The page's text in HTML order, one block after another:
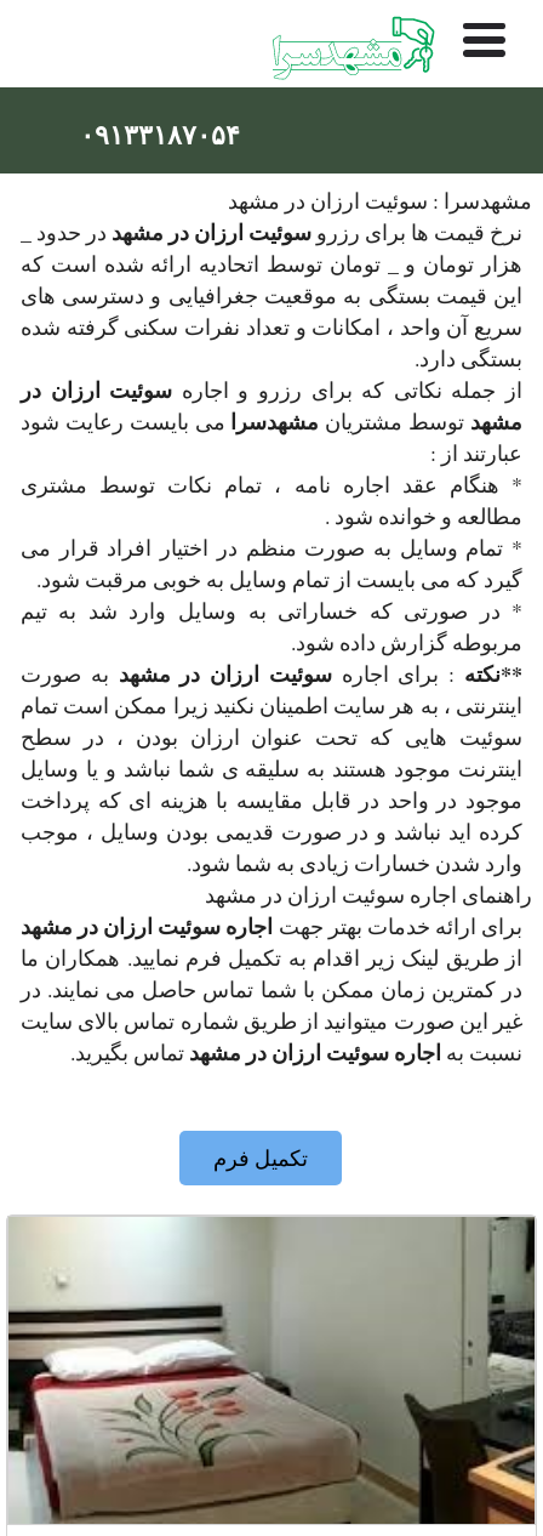
۰۹۱۳۳۱۸۷۰۵۴
مشهدسرا : سوئیت ارزان در مشهد
نرخ قیمت ها برای رزرو سوئیت ارزان در مشهد در حدود _
هزار تومان و _ تومان توسط اتحادیه ارائه شده است که
این قیمت بستگی به موقعیت جغرافیایی و دسترسی های
سریع آن واحد ، امکانات و تعداد نفرات سکنی گرفته شده
بستگی دارد.
از جمله نکاتی که برای رزرو و اجاره سوئیت ارزان در
مشهد توسط مشتریان مشهدسرا می بایست رعایت شود
عبارتند از :
* هنگام عقد اجاره نامه ، تمام نکات توسط مشتری
مطالعه و خوانده شود .
* تمام وسایل به صورت منظم در اختیار افراد قرار می
گیرد که می بایست از تمام وسایل به خوبی مرقبت شود.
* در صورتی که خساراتی به وسایل وارد شد به تیم
مربوطه گزارش داده شود.
**نکته : برای اجارهسوئیت ارزان در مشهد به صورت
اینترنتی ، به هر سایت اطمینان نکنید زیرا ممکن است تمام
سوئیت هایی که تحت عنوان ارزان بودن ، در سطح
اینترنت موجود هستند به سلیقه ی شما نباشد و یا وسایل
موجود در واحد در قابل مقایسه با هزینه ای که پرداخت
کرده اید نباشد و در صورت قدیمی بودن وسایل ، موجب
وارد شدن خسارات زیادی به شما شود.
راهنمای اجاره سوئیت ارزان در مشهد
برای ارائه خدمات بهتر جهت اجاره سوئیت ارزان در مشهد
از طریق لینک زیر اقدام به تکمیل فرم نمایید. همکاران ما
در کمترین زمان ممکن با شما تماس حاصل می نمایند. در
غیر این صورت میتوانید از طریق شماره تماس بالای سایت
نسبت به اجاره سوئیت ارزان در مشهد تماس بگیرید.
تکمیل فرم